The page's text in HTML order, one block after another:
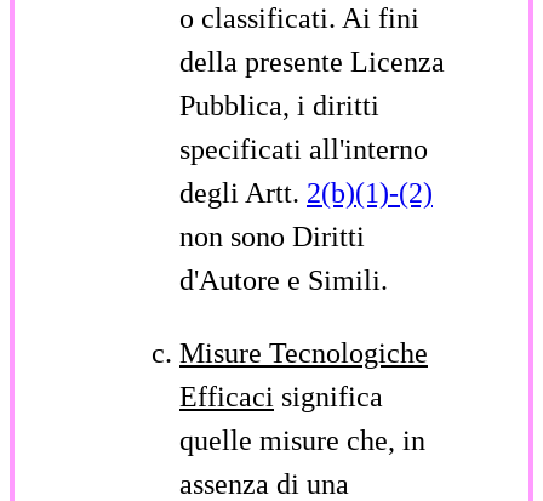
o classificati. Ai fini
della presente Licenza
Pubblica, i diritti
specificati all'interno
degli Artt. 2(b)(1)-(2)
non sono Diritti
d'Autore e Simili.
Misure Tecnologiche
Efficaci significa
quelle misure che, in
assenza di una